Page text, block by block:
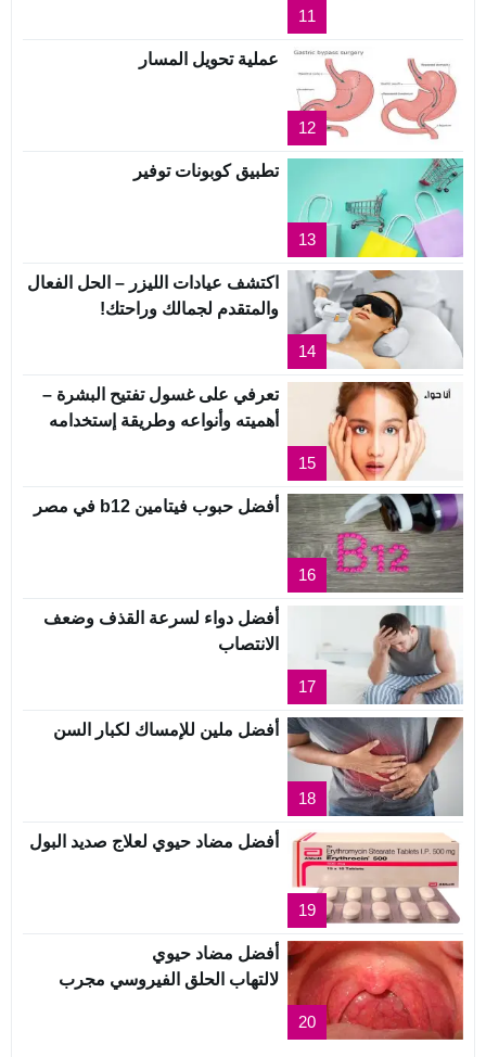
11
12
عملية تحويل المسار
13
تطبيق كوبونات توفير
14
اكتشف عيادات الليزر – الحل الفعال
والمتقدم لجمالك وراحتك!
15
تعرفي على غسول تفتيح البشرة –
أهميته وأنواعه وطريقة إستخدامه
16
أفضل حبوب فيتامين b12 في مصر
17
أفضل دواء لسرعة القذف وضعف
الانتصاب
18
أفضل ملين للإمساك لكبار السن
19
أفضل مضاد حيوي لعلاج صديد البول
20
أفضل مضاد حيوي
لالتهاب الحلق الفيروسي مجرب